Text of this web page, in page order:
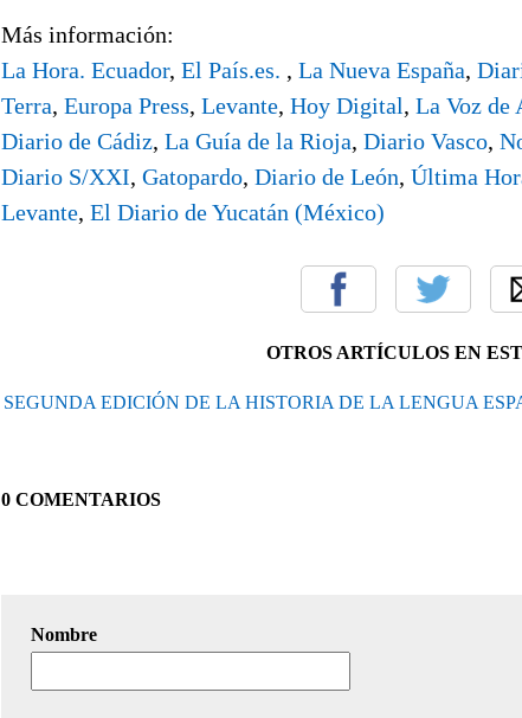
Más información:
La Hora. Ecuador, El País.es. , La Nueva España,
Terra, Europa Press, Levante, Hoy Digital, La Voz de
Diario de Cádiz, La Guía de la Rioja, Diario Vasco,
Diario S/XXI, Gatopardo, Diario de León, Última
Levante, El Diario de Yucatán (México)
OTROS ARTÍCULOS EN
SEGUNDA EDICIÓN DE LA HISTORIA DE LA LENGUA
0 COMENTARIOS
Nombre